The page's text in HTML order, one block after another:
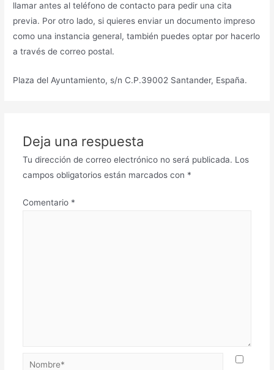
llamar antes al teléfono de contacto para pedir una cita
previa. Por otro lado, si quieres enviar un documento impreso
como una instancia general, también puedes optar por hacerlo
a través de correo postal.
Plaza del Ayuntamiento, s/n C.P.39002 Santander, España.
Deja una respuesta
Tu dirección de correo electrónico no será publicada. Los
campos obligatorios están marcados con *
Comentario *
Nombre*